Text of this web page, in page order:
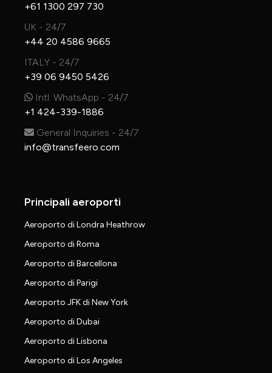
+61 1300 297 730
UK - 24/7
+44 20 4586 9665
ITALY - 24/7
+39 06 9450 5426
Intl. WhatsApp - 24/7
+1 424-339-1886
General Inquiries - 24/7
info@transfeero.com
Principali aeroporti
Aeroporto di Londra Heathrow
Aeroporto di Roma
Aeroporto di Barcellona
Aeroporto di Parigi
Aeroporto JFK di New York
Aeroporto di Dubai
Aeroporto di Lisbona
Aeroporto di Los Angeles